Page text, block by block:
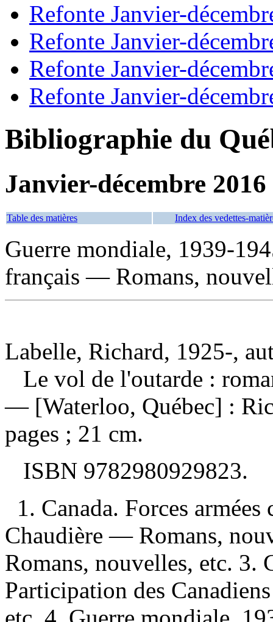
Refonte Janvier-
Refonte Janvier-
Refonte Janvier-
Refonte Janvier-
Bibliographie du
Janvier-décembre 2016
Table des matières Index des vedettes-
Guerre mondiale, 1939-
français — Romans,
Labelle, Richard, 1925-,
Le vol de l'outarde :
— [Waterloo, Québec] :
pages ; 21 cm.
ISBN 9782980929823.
1. Canada. Forces
Chaudière — Romans,
Romans, nouvelles, etc.
Participation des